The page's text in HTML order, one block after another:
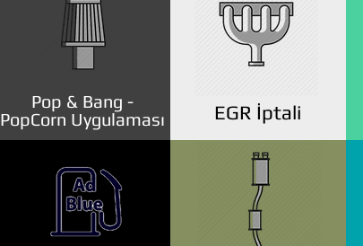
Pop & Bang -
PopCorn Uygulaması
EGR İptali